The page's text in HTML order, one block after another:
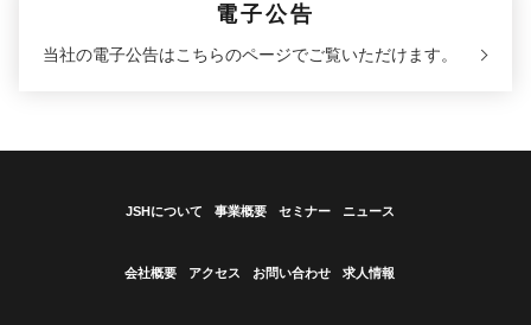
電子公告
当社の電子公告はこちらのページでご覧いただけます。
JSHについて 事業概要 セミナー ニュース
会社概要 アクセス お問い合わせ 求人情報